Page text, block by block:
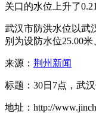
关口的水位上升了0.21
武汉市防洪水位以武
别为设防水位25.00米
来源： 荆州新闻
标题：30日7点，武
地址：http://